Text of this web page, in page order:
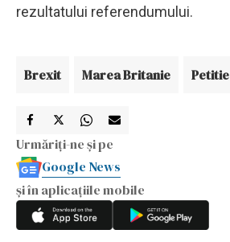
rezultatului referendumului.
Brexit Marea Britanie Petitie
Urmăriți-ne și pe
Google News
și în aplicațiile mobile